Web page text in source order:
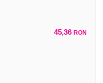
45,36 RON